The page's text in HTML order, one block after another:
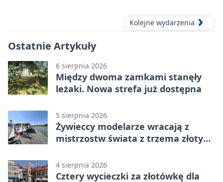
Kolejne wydarzenia
Ostatnie Artykuły
6 sierpnia 2026
Między dwoma zamkami stanęły
leżaki. Nowa strefa już dostępna
5 sierpnia 2026
Żywieccy modelarze wracają z
mistrzostw świata z trzema złotymi
4 sierpnia 2026
Cztery wycieczki za złotówkę dla